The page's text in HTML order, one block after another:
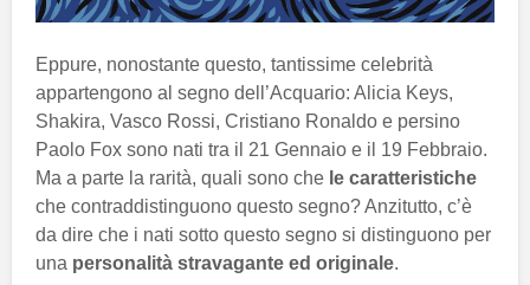
Eppure, nonostante questo, tantissime celebrità
appartengono al segno dell’Acquario: Alicia Keys,
Shakira, Vasco Rossi, Cristiano Ronaldo e persino
Paolo Fox sono nati tra il 21 Gennaio e il 19 Febbraio.
Ma a parte la rarità, quali sono che le caratteristiche
che contraddistinguono questo segno? Anzitutto, c’è
da dire che i nati sotto questo segno si distinguono per
una personalità stravagante ed originale.